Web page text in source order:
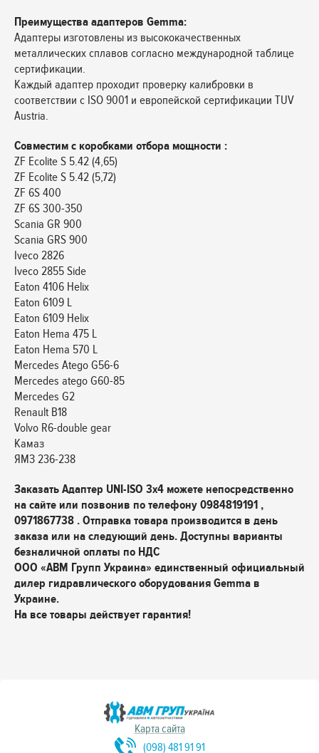
Преимущества адаптеров Gemma:
Адаптеры изготовлены из высококачественных
металлических сплавов согласно международной таблице
сертификации.
Каждый адаптер проходит проверку калибровки в
соответствии с ISO 9001 и европейской сертификации TUV
Austria.
Совместим с коробками отбора мощности :
ZF Ecolite S 5.42 (4,65)
ZF Ecolite S 5.42 (5,72)
ZF 6S 400
ZF 6S 300-350
Scania GR 900
Scania GRS 900
Iveco 2826
Iveco 2855 Side
Eaton 4106 Helix
Eaton 6109 L
Eaton 6109 Helix
Eaton Hema 475 L
Eaton Hema 570 L
Mercedes Atego G56-6
Mercedes atego G60-85
Mercedes G2
Renault B18
Volvo R6-double gear
Камаз
ЯМЗ 236-238
Заказать Адаптер UNI-ISO 3х4 можете непосредственно
на сайте или позвонив по телефону 0984819191 ,
0971867738 . Отправка товара производится в день
заказа или на следующий день. Доступны варианты
безналичной оплаты по НДС
ООО «АВМ Групп Украина» единственный официальный
дилер гидравлического оборудования Gemma в
Украине.
На все товары действует гарантия!
Карта сайта
(098) 481 91 91